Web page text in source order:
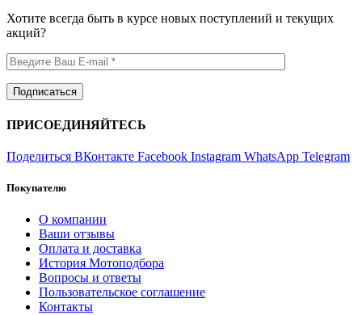
Хотите всегда быть в курсе новых поступлений и текущих
акций?
ПРИСОЕДИНЯЙТЕСЬ
Поделиться ВКонтакте Facebook Instagram WhatsApp Telegram
Покупателю
О компании
Ваши отзывы
Оплата и доставка
История Мотоподбора
Вопросы и ответы
Пользовательское соглашение
Контакты